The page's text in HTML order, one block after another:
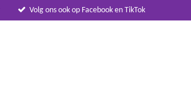
Volg ons ook op Facebook en TikTok